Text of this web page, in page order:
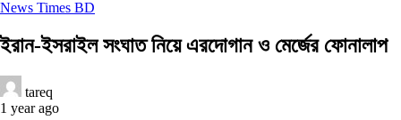
News Times BD
ইরান-ইসরাইল সংঘাত নিয়ে এরদোগান ও মের্জের ফোনালাপ
tareq
1 year ago